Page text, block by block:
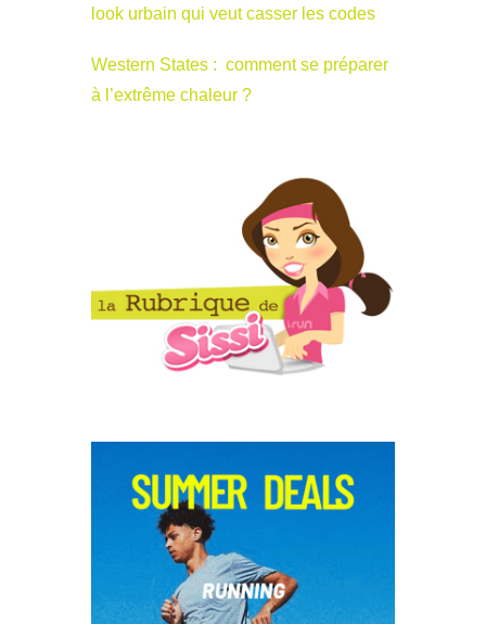
look urbain qui veut casser les codes
Western States : comment se préparer
à l’extrême chaleur ?